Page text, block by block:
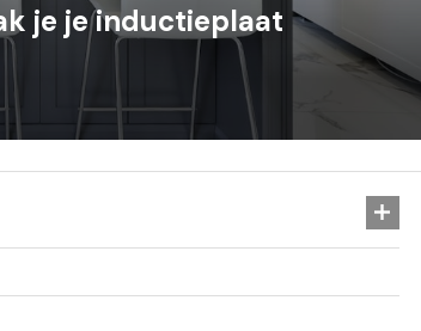
je je inductieplaat